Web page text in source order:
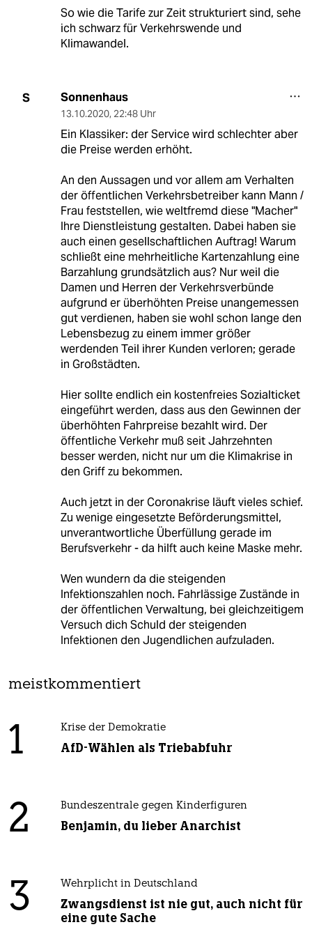
So wie die Tarife zur Zeit strukturiert sind, sehe
ich schwarz für Verkehrswende und
Klimawandel.
S Sonnenhaus
13.10.2020, 22:48 Uhr
Ein Klassiker: der Service wird schlechter aber
die Preise werden erhöht.
An den Aussagen und vor allem am Verhalten
der öffentlichen Verkehrsbetreiber kann Mann /
Frau feststellen, wie weltfremd diese "Macher"
Ihre Dienstleistung gestalten. Dabei haben sie
auch einen gesellschaftlichen Auftrag! Warum
schließt eine mehrheitliche Kartenzahlung eine
Barzahlung grundsätzlich aus? Nur weil die
Damen und Herren der Verkehrsverbünde
aufgrund er überhöhten Preise unangemessen
gut verdienen, haben sie wohl schon lange den
Lebensbezug zu einem immer größer
werdenden Teil ihrer Kunden verloren; gerade
in Großstädten.
Hier sollte endlich ein kostenfreies Sozialticket
eingeführt werden, dass aus den Gewinnen der
überhöhten Fahrpreise bezahlt wird. Der
öffentliche Verkehr muß seit Jahrzehnten
besser werden, nicht nur um die Klimakrise in
den Griff zu bekommen.
Auch jetzt in der Coronakrise läuft vieles schief.
Zu wenige eingesetzte Beförderungsmittel,
unverantwortliche Überfüllung gerade im
Berufsverkehr - da hilft auch keine Maske mehr.
Wen wundern da die steigenden
Infektionszahlen noch. Fahrlässige Zustände in
der öffentlichen Verwaltung, bei gleichzeitigem
Versuch dich Schuld der steigenden
Infektionen den Jugendlichen aufzuladen.
meistkommentiert
1 Krise der Demokratie
AfD-Wählen als Triebabfuhr
2 Bundeszentrale gegen Kinderfiguren
Benjamin, du lieber Anarchist
3 Wehrplicht in Deutschland
Zwangsdienst ist nie gut, auch nicht für
eine gute Sache